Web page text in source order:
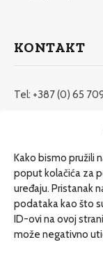
Kako bismo pružili
poput kolačića za
uređaju. Pristanak
podataka kao što
ID-ovi na ovoj
može negativno
KONTAKT
Tel: +387 (0) 65
Dosije
Drugi pišu
Društvo